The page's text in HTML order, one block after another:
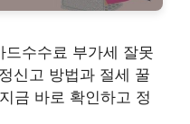
수수료 부가세 잘못
신고 방법과 절세 꿀
금 바로 확인하고 정